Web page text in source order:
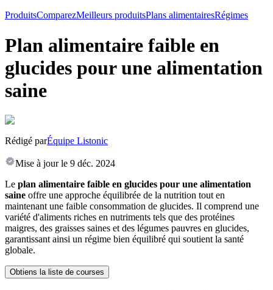
ProduitsComparezMeilleurs produitsPlans alimentairesRégimes
Plan alimentaire faible en
glucides pour une alimentation
saine
Rédigé parÉquipe Listonic
Mise à jour le 9 déc. 2024
Le plan alimentaire faible en glucides pour une alimentation
saine offre une approche équilibrée de la nutrition tout en
maintenant une faible consommation de glucides. Il comprend une
variété d'aliments riches en nutriments tels que des protéines
maigres, des graisses saines et des légumes pauvres en glucides,
garantissant ainsi un régime bien équilibré qui soutient la santé
globale.
Obtiens la liste de courses